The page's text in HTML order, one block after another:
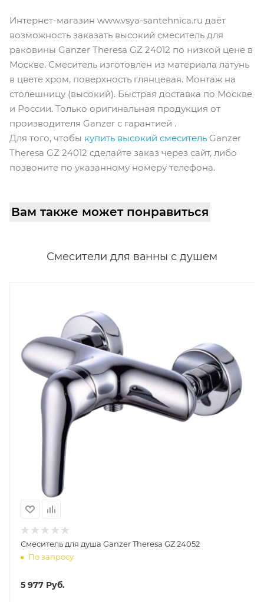
Интернет-магазин www.vsya-santehnica.ru даёт
возможность заказать высокий смеситель для
раковины Ganzer Theresa GZ 24012 по низкой цене в
Москве. Смеситель изготовлен из материала латунь
в цвете хром, поверхность глянцевая. Монтаж на
столешницу (высокий). Быстрая доставка по Москве
и России. Только оригинальная продукция от
производителя Ganzer с гарантией .
Для того, чтобы купить высокий смеситель Ganzer
Theresa GZ 24012 сделайте заказ через сайт, либо
позвоните по указанному номеру телефона.
Вам также может понравиться
Смесители для ванны с душем
Смеситель для душа Ganzer Theresa GZ 24052
По запросу
5 977 Руб.